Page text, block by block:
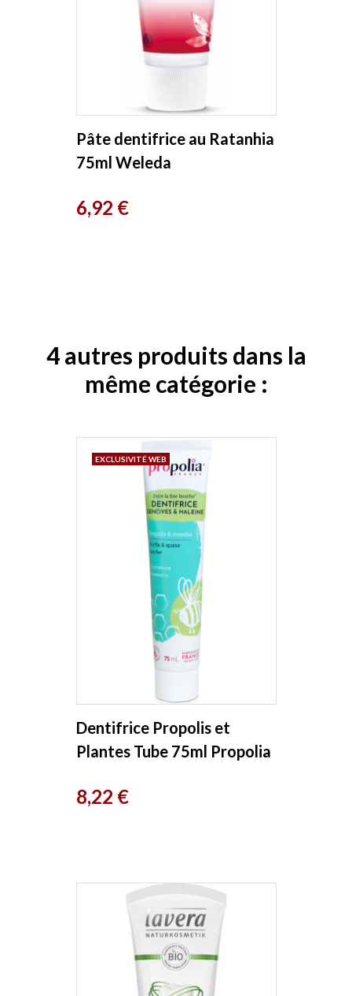
Pâte dentifrice au Ratanhia
75ml Weleda
Prix
6,92 €
4 autres produits dans la
même catégorie :
Dentifrice Propolis et
Plantes Tube 75ml Propolia
Prix
8,22 €
EXCLUSIVITÉ WEB